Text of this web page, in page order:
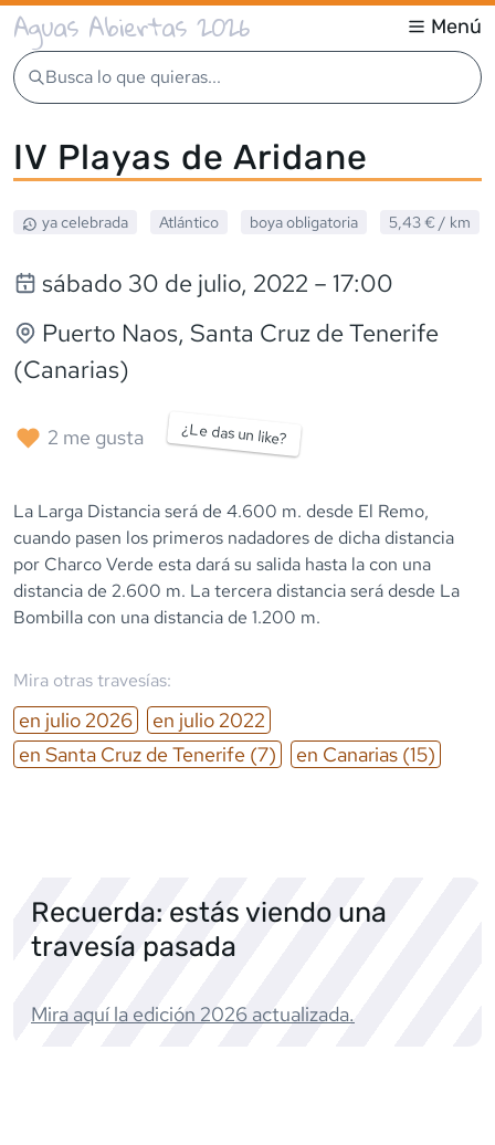
Aguas Abiertas 2026 Menú
Busca lo que quieras...
IV Playas de Aridane
ya celebrada Atlántico boya obligatoria 5,43 € / km
sábado 30 de julio, 2022 – 17:00
Puerto Naos, Santa Cruz de Tenerife
(Canarias)
2 me gusta ¿Le das un like?
La Larga Distancia será de 4.600 m. desde El Remo,
cuando pasen los primeros nadadores de dicha distancia
por Charco Verde esta dará su salida hasta la con una
distancia de 2.600 m. La tercera distancia será desde La
Bombilla con una distancia de 1.200 m.
Mira otras travesías:
en julio 2026 en julio 2022
en Santa Cruz de Tenerife (7) en Canarias (15)
Recuerda: estás viendo una
travesía pasada
Mira aquí la edición 2026 actualizada.